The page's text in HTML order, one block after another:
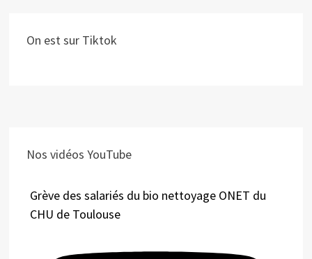
On est sur Tiktok
Nos vidéos YouTube
Grève des salariés du bio nettoyage ONET du
CHU de Toulouse